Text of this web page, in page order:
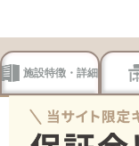
施設特徴・詳細